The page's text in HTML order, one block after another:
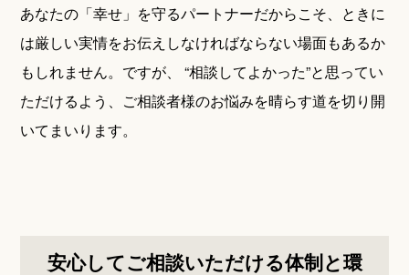
あなたの「幸せ」を守るパートナーだからこそ、ときに
は厳しい実情をお伝えしなければならない場面もあるか
もしれません。ですが、 “相談してよかった”と思ってい
ただけるよう、ご相談者様のお悩みを晴らす道を切り開
いてまいります。
安心してご相談いただける体制と環